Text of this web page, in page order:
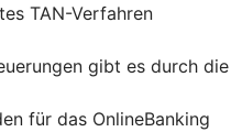
TAN-Verfahren
gibt es durch die
für das OnlineBanking